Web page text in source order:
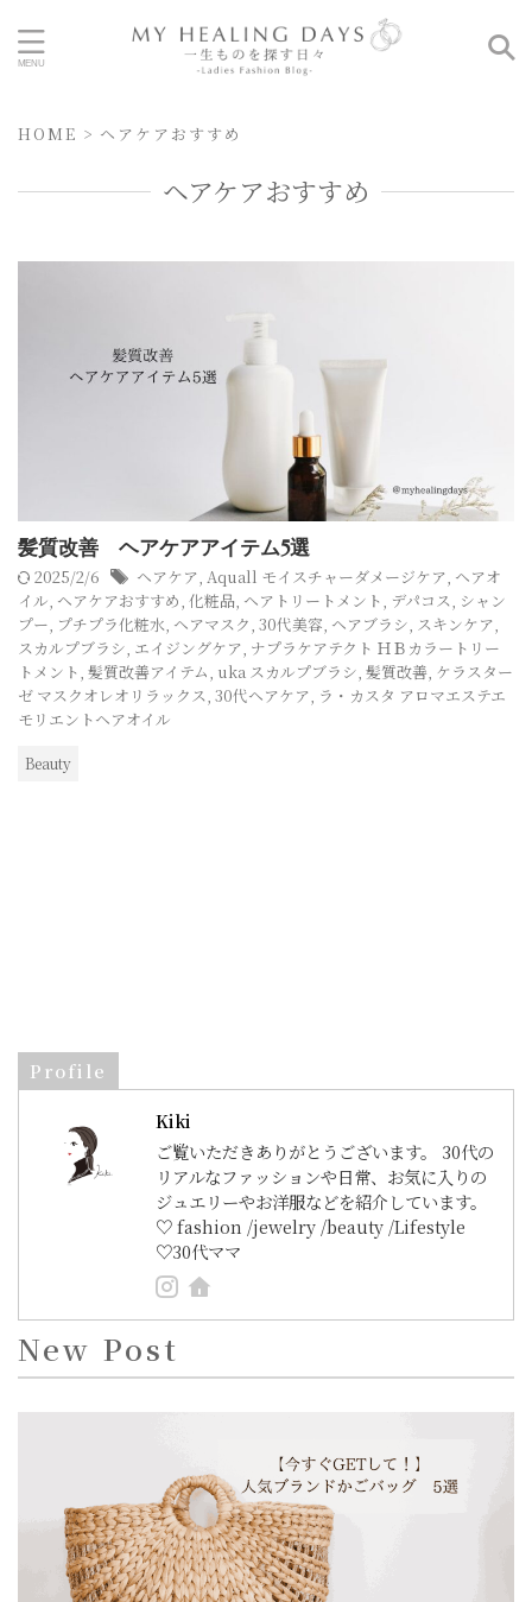
HOME > ヘアケアおすすめ
ヘアケアおすすめ
髪質改善 ヘアケアアイテム5選
2025/2/6 ヘアケア, Aquall モイスチャーダメージケア, ヘアオ
イル, ヘアケアおすすめ, 化粧品, ヘアトリートメント, デパコス, シャン
プー, プチプラ化粧水, ヘアマスク, 30代美容, ヘアブラシ, スキンケア,
スカルプブラシ, エイジングケア, ナプラケアテクト ＨＢカラートリー
トメント, 髪質改善アイテム, uka スカルプブラシ, 髪質改善, ケラスター
ゼ マスクオレオリラックス, 30代ヘアケア, ラ・カスタ アロマエステエ
モリエントヘアオイル
Beauty
Profile
Kiki
ご覧いただきありがとうございます。 30代の
リアルなファッションや日常、お気に入りの
ジュエリーやお洋服などを紹介しています。
♡ fashion /jewelry /beauty /Lifestyle
♡30代ママ
New Post